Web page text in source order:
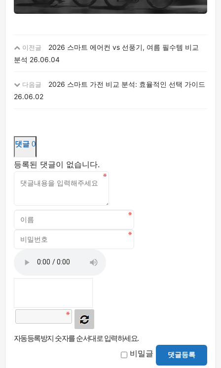
이전글
2026 스마트 에어컨 vs 선풍기, 여름 필수템 비교
분석 26.06.04
다음글
2026 스마트 가전 비교 분석: 효율적인 선택 가이드
26.06.02
댓글 0
등록된 댓글이 없습니다.
자동등록방지 숫자를 순서대로 입력하세요.
비밀글 댓글등록